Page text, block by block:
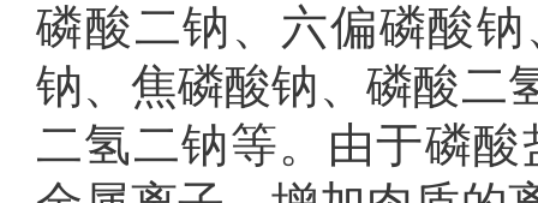
磷酸二钠、六偏磷酸
钠、焦磷酸钠、磷酸二
二氢二钠等。由于磷